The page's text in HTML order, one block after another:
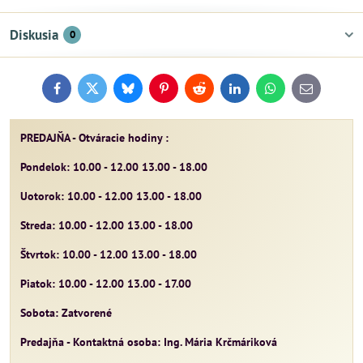
Diskusia 0
FacebookTwitterBlueskyPinterestReddit LinkedInWhatsApp
E-
mail
PREDAJŇA - Otváracie hodiny :
Pondelok: 10.00 - 12.00 13.00 - 18.00
Uotorok: 10.00 - 12.00 13.00 - 18.00
Streda: 10.00 - 12.00 13.00 - 18.00
Štvrtok: 10.00 - 12.00 13.00 - 18.00
Piatok: 10.00 - 12.00 13.00 - 17.00
Sobota: Zatvorené
Predajňa - Kontaktná osoba: Ing. Mária Krčmáriková